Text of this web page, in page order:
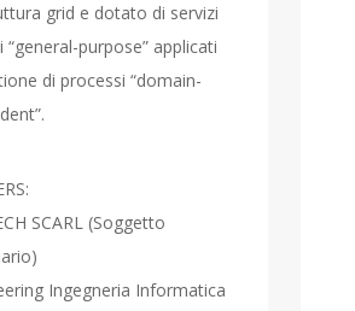
grid e dotato di servizi
“general-purpose” applicati
di processi “domain-
SCARL (Soggetto
Ingegneria Informatica